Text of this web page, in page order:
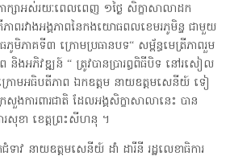
ភាក្សាអស់រយៈពេលពេញ ១ថ្ងៃ សិក្ខាសាលាដក
ភាពរវាងអង្គភាពនៃកងយោធពលខេមរភូមិន្ទ ជាមួយ
ភាគទី៣ ក្រោមប្រធានបទ“ សម្ព័ន្ធមេត្រីភាពរួម
ព និងអភិវឌ្ឍន៍ “ ត្រូវបានប្រារព្ធពិធីបិទ នៅរសៀល
ក្រោមអធិបតីភាព ឯកឧត្តម នាយឧត្តមសេនីយ៍ ទៀ
សួងការពារជាតិ ដែលអង្គសិក្ខាសាលានេះ បាន
ារសុខា ខេត្តព្រះសីហនុ ។
ាវ នាយឧត្តមសេនីយ៍ ដាំ ដារីនី រដ្ឋលេខាធិការ